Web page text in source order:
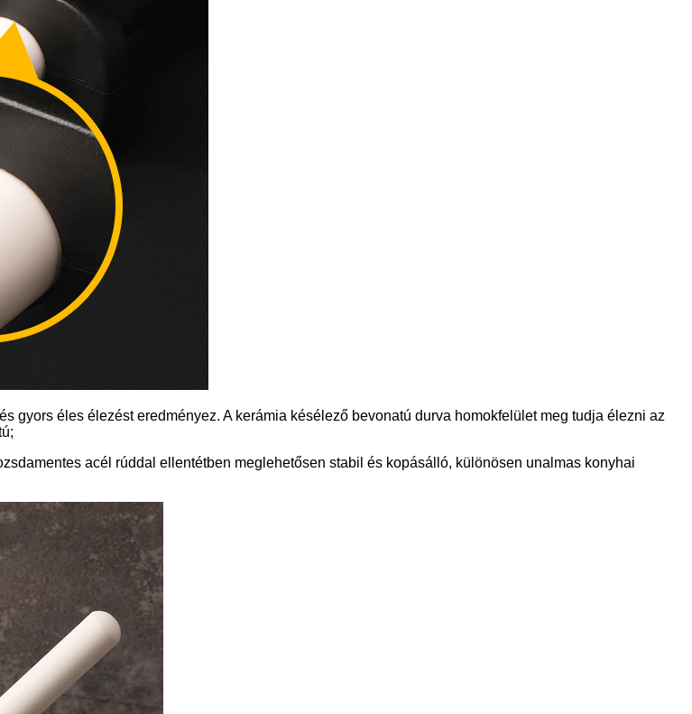
gyors éles élezést eredményez. A kerámia késélező bevonatú durva homokfelület meg tudja élezni az
acél rúddal ellentétben meglehetősen stabil és kopásálló, különösen unalmas konyhai